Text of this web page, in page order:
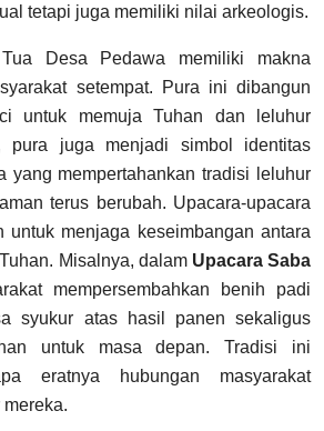
tetapi juga memiliki nilai arkeologis.
Desa Pedawa memiliki makna
setempat. Pura ini dibangun
untuk memuja Tuhan dan leluhur
pura juga menjadi simbol identitas
yang mempertahankan tradisi leluhur
terus berubah. Upacara-upacara
untuk menjaga keseimbangan antara
Misalnya, dalam Upacara Saba
mempersembahkan benih padi
syukur atas hasil panen sekaligus
untuk masa depan. Tradisi ini
eratnya hubungan masyarakat